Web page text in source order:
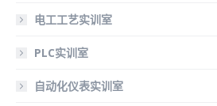
电工工艺实训室
PLC实训室
自动化仪表实训室